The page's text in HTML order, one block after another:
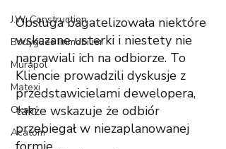
J.W. Construction
Bouygues Immobilier
Murapol
Matexi
Okam
Acatom
Obsługa bagatelizowała niektóre
wskazane usterki i niestety nie
naprawiali ich na odbiorze. To
Kliencie prowadzili dyskusje z
przedstawicielami dewelopera,
także wskazuje że odbiór
przebiegał w niezaplanowanej